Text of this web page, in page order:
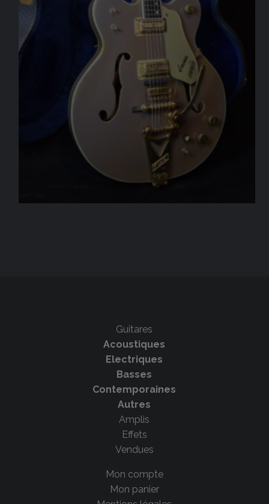
Guitares
Acoustiques
Electriques
Basses
Contemporaines
Autres
Amplis
Effets
Vendues
Mon compte
Mon panier